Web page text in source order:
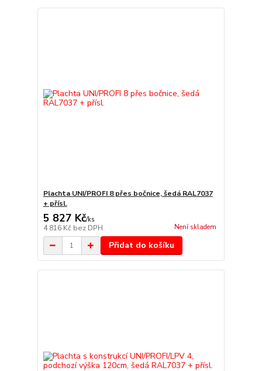
Plachta UNI/PROFI 8 přes bočnice, šedá RAL7037
+ přísl.
5 827 Kč/ks
4 816 Kč bez DPH Není skladem
Přidat do košíku